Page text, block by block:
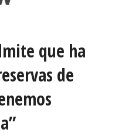
que ha
de